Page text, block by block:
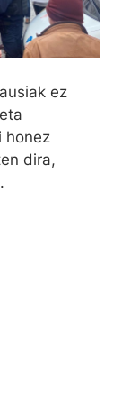
ez
honez
dira,